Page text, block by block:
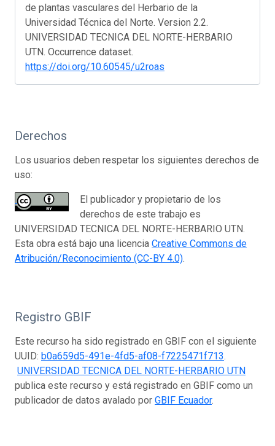
de plantas vasculares del Herbario de la
Universidad Técnica del Norte. Version 2.2.
UNIVERSIDAD TECNICA DEL NORTE-HERBARIO
UTN. Occurrence dataset.
https://doi.org/10.60545/u2roas
Derechos
Los usuarios deben respetar los siguientes derechos de
uso:
El publicador y propietario de los
derechos de este trabajo es
UNIVERSIDAD TECNICA DEL NORTE-HERBARIO UTN.
Esta obra está bajo una licencia Creative Commons de
Atribución/Reconocimiento (CC-BY 4.0).
Registro GBIF
Este recurso ha sido registrado en GBIF con el siguiente
UUID: b0a659d5-491e-4fd5-af08-f7225471f713.
UNIVERSIDAD TECNICA DEL NORTE-HERBARIO UTN
publica este recurso y está registrado en GBIF como un
publicador de datos avalado por GBIF Ecuador.